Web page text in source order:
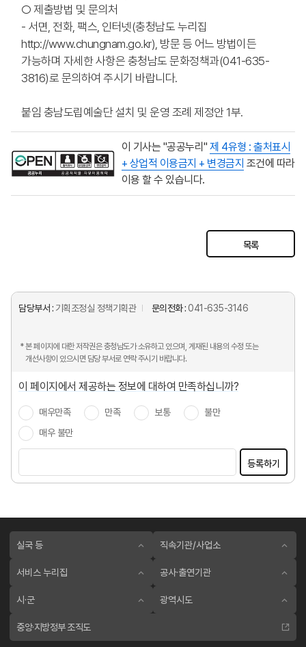
○ 제출방법 및 문의처
- 서면, 전화, 팩스, 인터넷(충청남도 누리집
http://www.chungnam.go.kr), 방문 등 어느 방법이든
가능하며 자세한 사항은 충청남도 문화정책과(041-635-
3816)로 문의하여 주시기 바랍니다.
붙임 충남도립예술단 설치 및 운영 조례 제정안 1부.
이 기사는 "공공누리"제 4유형 : 출처표시
+ 상업적 이용금지 + 변경금지 조건에 따라
이용 할 수 있습니다.
목록
담당부서 : 기획조정실 정책기획관 문의전화 : 041-635-3146
* 본 페이지에 대한 저작권은 충청남도가 소유하고 있으며, 게재된 내용의 수정 또는
개선사항이 있으시면 담당 부서로 연락 주시기 바랍니다.
이 페이지에서 제공하는 정보에 대하여 만족하십니까?
매우만족 만족 보통
불만
매우 불만
등록하기
실국 등 직속기관/사업소
서비스 누리집 공사·출연기관
시·군 광역시도
중앙·지방정부 조직도